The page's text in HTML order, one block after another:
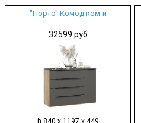
"Порто" Комод ком-й
32599 руб
h 840 х 1197 х 449